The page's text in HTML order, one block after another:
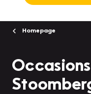
Homepage